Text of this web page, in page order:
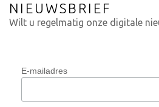
NIEUWSBRIEF
Wilt u regelmatig onze digitale
E-mailadres